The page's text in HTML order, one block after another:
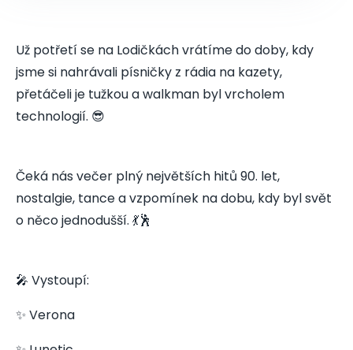
Už potřetí se na Lodičkách vrátíme do doby, kdy
jsme si nahrávali písničky z rádia na kazety,
přetáčeli je tužkou a walkman byl vrcholem
technologií. 😎
Čeká nás večer plný největších hitů 90. let,
nostalgie, tance a vzpomínek na dobu, kdy byl svět
o něco jednodušší. 💃🕺
🎤 Vystoupí:
✨ Verona